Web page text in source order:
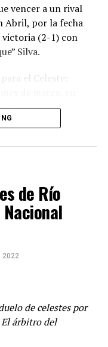
vencer a un rival
Abril, por la fecha
victoria (2-1) con
Silva.
el Celeste:
Maipú). El primer
(victoria al Dep.
equipo como
Suárez. Un
del país de los
y a
visitar tres veces la
todas derrotas: 2-
la anterior
de Marcelo
del Celeste
de Río
2022
de celestes por
El árbitro del